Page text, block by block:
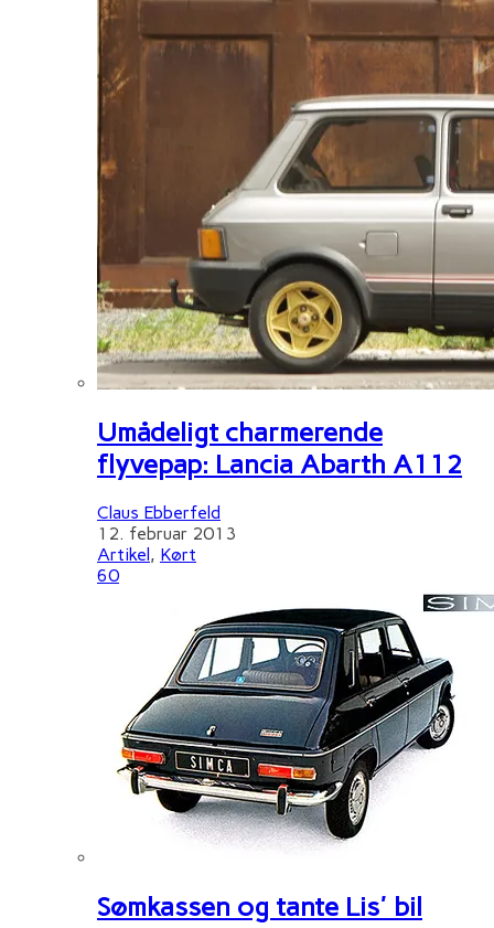
Umådeligt charmerende
flyvepap: Lancia Abarth A112
Claus Ebberfeld
12. februar 2013
Artikel, Kørt
60
Sømkassen og tante Lis' bil